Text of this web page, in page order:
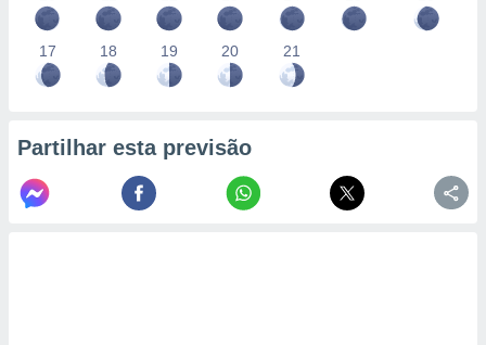
17 18 19 20 21
Partilhar esta previsão